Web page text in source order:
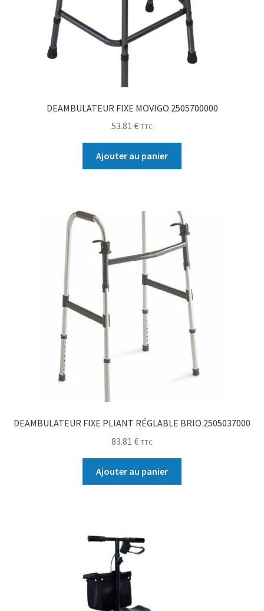
DEAMBULATEUR FIXE MOVIGO 2505700000
53.81 € TTC
Ajouter au panier
DEAMBULATEUR FIXE PLIANT RÉGLABLE BRIO 2505037000
83.81 € TTC
Ajouter au panier